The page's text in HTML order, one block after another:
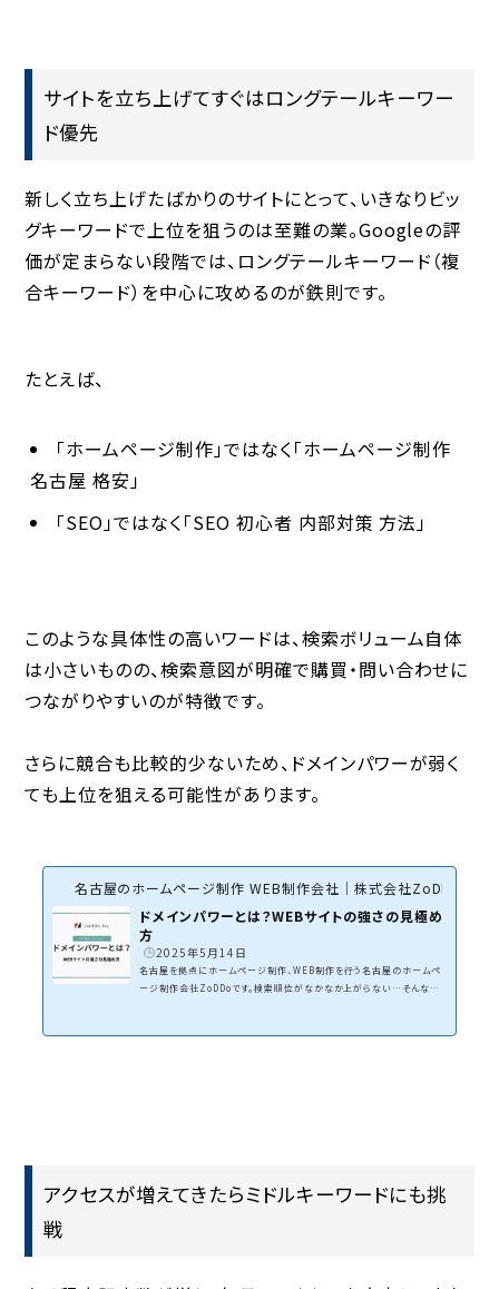
サイトを立ち上げてすぐはロングテールキーワー
ド優先
新しく立ち上げたばかりのサイトにとって、いきなりビッ
グキーワードで上位を狙うのは至難の業。Googleの評
価が定まらない段階では、 ロングテールキーワード（複
合キーワード）を中心に攻めるのが鉄則です。
たとえば、
「ホームページ制作」ではなく「ホームページ制作
名古屋 格安」
「SEO」ではなく「SEO 初心者 内部対策 方法」
このような具体性の高いワードは、検索ボリューム自体
は小さいものの、検索意図が明確で購買・問い合わせに
つながりやすいのが特徴です。
さらに競合も比較的少ないため、 ドメインパワーが弱く
ても上位を狙える可能性があります。
名古屋のホームページ制作 WEB制作会社｜株式会社ZoDDo
ドメインパワーとは？WEBサイトの強さの見極め
方
2025年5月14日
名古屋を拠点にホームページ制作、WEB制作を行う名古屋のホームペ
ージ制作会社ZoDDoです。検索順位がなかなか上がらない…そんな悩
アクセスが増えてきたらミドルキーワードにも挑
戦